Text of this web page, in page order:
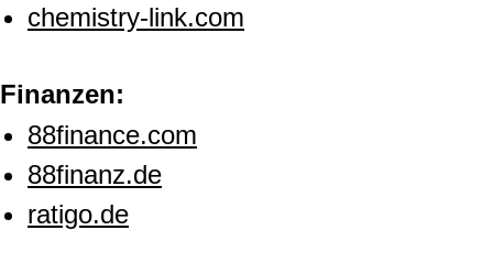
chemistry-link.com
Finanzen:
88finance.com
88finanz.de
ratigo.de